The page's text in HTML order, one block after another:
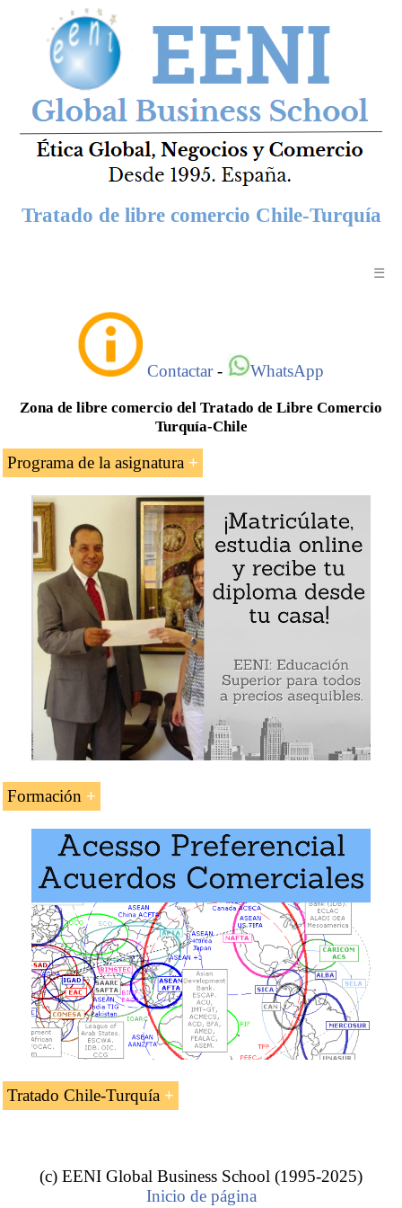
Tratado de libre comercio Chile-Turquía
☰
Contactar- WhatsApp
Zona de libre comercio del Tratado de Libre Comercio
Turquía-Chile
Programa de la asignatura
Introducción al Tratado de Libre Comercio
Turquía
Comercio exterior Chile-Turquía
Corredor Afganistán-Turquía (Lapislázuli)
Ejemplo: Tratado Turquía-Chile
Formación
La asignatura «Tratado de Libre Comercio Turquía-
» se estudia en los siguientes programas de EENI
Global Business School:
Maestría en Negocios Internacionales.
Tratado Chile-Turquía
El objetivo del tratado de libre comercio entre Chile y
(c) EENI Global Business School (1995-2025)
Inicio de página